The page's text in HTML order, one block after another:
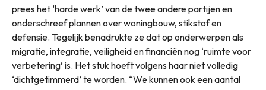
prees het ‘harde werk’ van de twee andere partijen en
onderschreef plannen over woningbouw, stikstof en
defensie. Tegelijk benadrukte ze dat op onderwerpen als
migratie, integratie, veiligheid en financiën nog ‘ruimte voor
verbetering’ is. Het stuk hoeft volgens haar niet volledig
‘dichtgetimmerd’ te worden. “We kunnen ook een aantal